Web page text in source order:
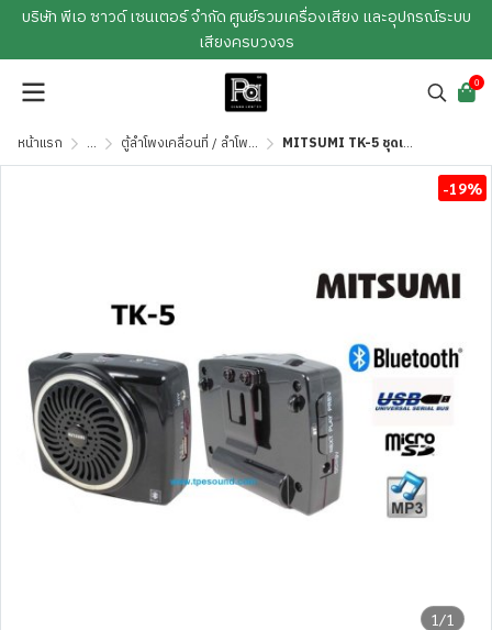
บริษัท พีเอ ซาวด์ เซนเตอร์ จำกัด ศูนย์รวมเครื่องเสียง และอุปกรณ์ระบบ
เสียงครบวงจร
0
หน้าแรก ... ตู้ลำโพงเคลื่อนที่ / ลำโพงช่วยสอน MITSUMI TK-5 ชุดเครื่องขยายเสียงพร้อมลำโพงแบบคาดเอว
1/1
-19%